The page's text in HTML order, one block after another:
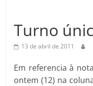
S
E
Turno
13 de abril de 2011
Em referencia à
ontem (12) na